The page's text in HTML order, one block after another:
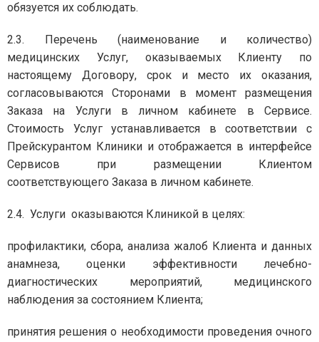
обязуется их соблюдать.
2.3. Перечень (наименование и количество)
медицинских Услуг, оказываемых Клиенту по
настоящему Договору, срок и место их оказания,
согласовываются Сторонами в момент размещения
Заказа на Услуги в личном кабинете в Сервисе.
Стоимость Услуг устанавливается в соответствии с
Прейскурантом Клиники и отображается в интерфейсе
Сервисов при размещении Клиентом
соответствующего Заказа в личном кабинете.
2.4. Услуги оказываются Клиникой в целях:
профилактики, сбора, анализа жалоб Клиента и данных
анамнеза, оценки эффективности лечебно-
диагностических мероприятий, медицинского
наблюдения за состоянием Клиента;
принятия решения о необходимости проведения очного